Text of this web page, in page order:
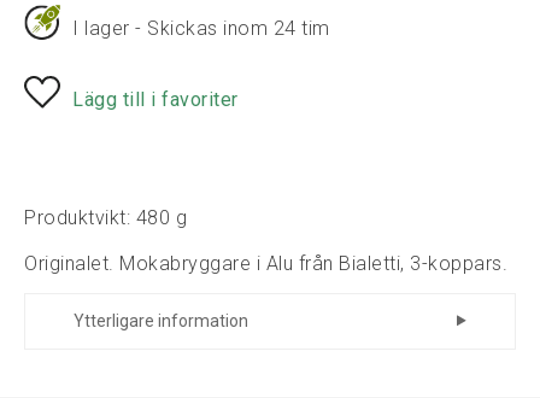
I lager - Skickas inom 24 tim
Lägg till i favoriter
Produktvikt: 480 g
Originalet. Mokabryggare i Alu från Bialetti, 3-koppars.
Ytterligare information